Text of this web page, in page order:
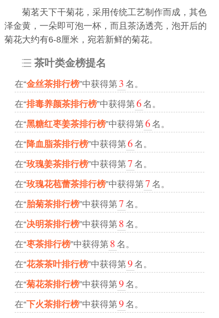
菊茗天下干菊花，采用传统工艺制作而成，其色
泽金黄，一朵即可泡一杯，而且茶汤透亮，泡开后的
菊花大约有6-8厘米，宛若新鲜的菊花。
茶叶类金榜提名
在“金丝茶排行榜”中获得第 3 名。
在“排毒养颜茶排行榜”中获得第6 名。
在“黑糖红枣姜茶排行榜”中获得第6 名。
在“降血脂茶排行榜”中获得第6 名。
在“玫瑰姜茶排行榜”中获得第7 名。
在“玫瑰花苞蕾茶排行榜”中获得第7 名。
在“胎菊茶排行榜”中获得第7 名。
在“决明茶排行榜”中获得第 8 名。
在“枣茶排行榜”中获得第 8 名。
在“花茶茶叶排行榜”中获得第9 名。
在“菊花茶排行榜”中获得第9 名。
在“下火茶排行榜”中获得第9 名。